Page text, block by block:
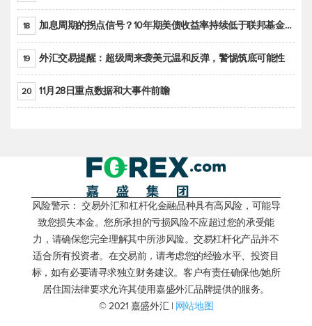
18 加息周期的拐点信号？10年期美债收益率持续低于联邦基金利率目标区间
19 外汇交易提醒：超级周来袭美元温和反弹，警惕筑底可能性
20 11月28日重点数据和大事件前瞻
风险警示： 交易外汇和杠杆化金融品种具有高风险，可能导
致您损失本金。您所承担的亏损风险不应超过您的承受能
力，请确保您完全理解其中所涉风险。交易杠杆化产品并不
适合所有投资者。在交易前，请考虑您的经验水平、投资目
标，如有必要请寻求独立财务建议。客户有责任确保他/她所
居住国法律要求允许其使用嘉盛外汇品牌提供的服务。
© 2021 嘉盛外汇 | 网站地图